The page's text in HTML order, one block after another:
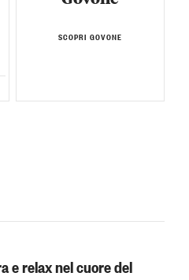
SCOPRI GOVONE
e relax nel cuore del